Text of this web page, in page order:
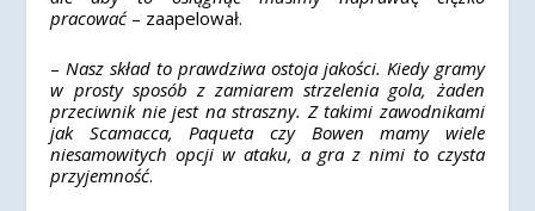
pracować – zaapelował.
–Nasz skład to prawdziwa ostoja jakości. Kiedy gramy
w prosty sposób z zamiarem strzelenia gola, żaden
przeciwnik nie jest na straszny. Z takimi zawodnikami
jak Scamacca, Paqueta czy Bowen mamy wiele
niesamowitych opcji w ataku, a gra z nimi to czysta
przyjemność.